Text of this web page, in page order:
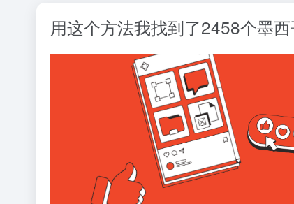
用这个方法我找到了2458个墨